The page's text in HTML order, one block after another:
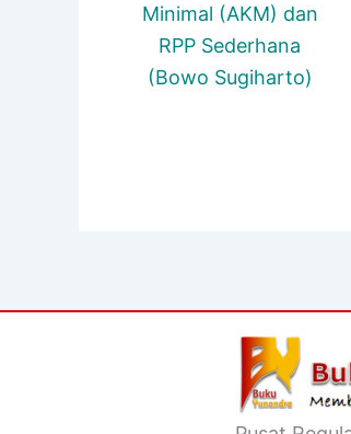
Minimal (AKM) dan
RPP Sederhana
(Bowo Sugiharto)